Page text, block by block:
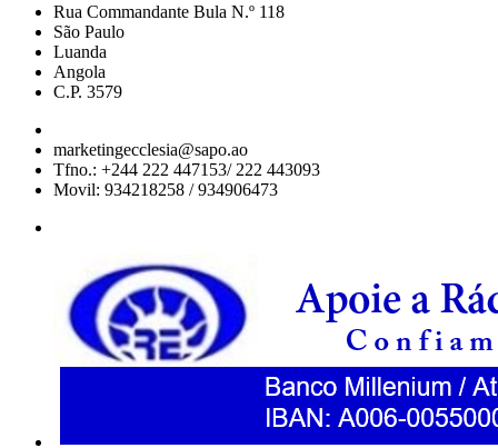
Rua Commandante Bula N.º 118
São Paulo
Luanda
Angola
C.P. 3579
marketingecclesia@sapo.ao
Tfno.: +244 222 447153/ 222 443093
Movil: 934218258 / 934906473